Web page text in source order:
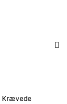
Krævede